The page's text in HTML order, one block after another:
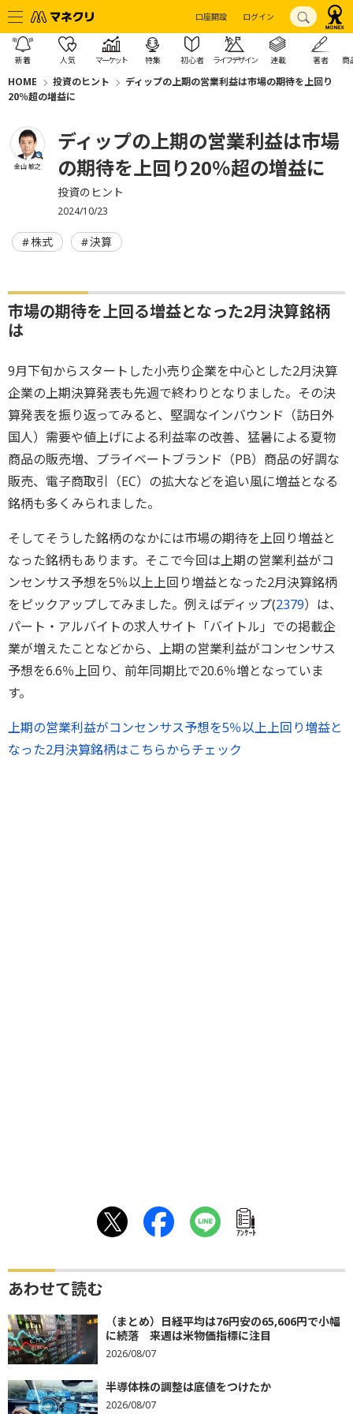
口座開設 ログイン
新着 人気 マーケット 特集 初心者 ライフデザイン 連載 著者 商
HOME 投資のヒント
ディップの上期の営業利益は市場の期待を上回り
20％超の増益に
金山 敏之
ディップの上期の営業利益は市場
の期待を上回り20％超の増益に
投資のヒント
2024/10/23
株式 決算
市場の期待を上回る増益となった2月決算銘柄
は
9月下旬からスタートした小売り企業を中心とした2月決算
企業の上期決算発表も先週で終わりとなりました。その決
算発表を振り返ってみると、堅調なインバウンド（訪日外
国人）需要や値上げによる利益率の改善、猛暑による夏物
商品の販売増、プライベートブランド（PB）商品の好調な
販売、電子商取引（EC）の拡大などを追い風に増益となる
銘柄も多くみられました。
そしてそうした銘柄のなかには市場の期待を上回り増益と
なった銘柄もあります。そこで今回は上期の営業利益がコ
ンセンサス予想を5％以上上回り増益となった2月決算銘柄
をピックアップしてみました。例えばディップ(2379）は、
パート・アルバイトの求人サイト「バイトル」での掲載企
業が増えたことなどから、上期の営業利益がコンセンサス
予想を6.6％上回り、前年同期比で20.6％増となっていま
す。
上期の営業利益がコンセンサス予想を5％以上上回り増益と
なった2月決算銘柄はこちらからチェック
ｱﾝｹｰﾄ
あわせて読む
（まとめ）日経平均は76円安の65,606円で小幅
に続落 来週は米物価指標に注目
2026/08/07
半導体株の調整は底値をつけたか
2026/08/07